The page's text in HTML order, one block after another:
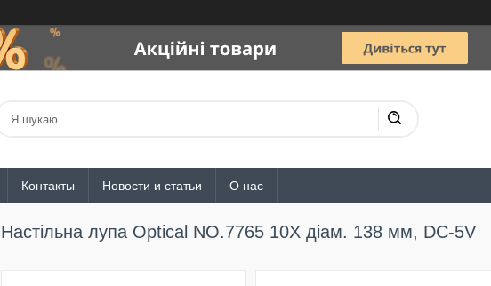
Контакты Новости и статьи О нас
Настільна лупа Optical NO.7765 10Х діам. 138 мм, DC-5V